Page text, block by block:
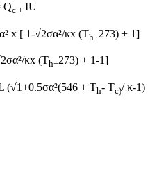
Qc + IU
x [ 1-√2σα²/κx (Th+273) + 1]
κx (Th+273) + 1-1]
(√1+0.5σα²(546 + Th- Tc)/ κ-1)